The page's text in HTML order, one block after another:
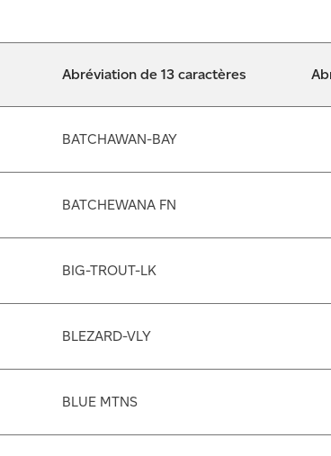
Abréviation de 13 caractères
BATCHAWAN-BAY
BATCHEWANA FN
BIG-TROUT-LK
BLEZARD-VLY
BLUE MTNS